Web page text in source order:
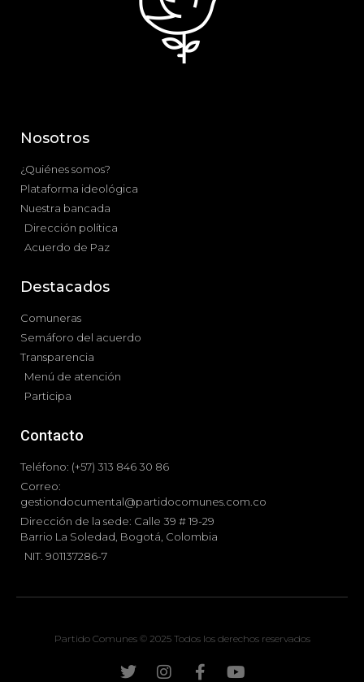
Nosotros
¿Quiénes somos?
Plataforma ideológica
Nuestra bancada
Dirección política
Acuerdo de Paz
Destacados
Comuneras
Semáforo del acuerdo
Transparencia
Menú de atención
Participa
Contacto
Teléfono: (+57) 313 846 30 86
Correo:
gestiondocumental@partidocomunes.com.co
Dirección de la sede: Calle 39 # 19-29
Barrio La Soledad, Bogotá, Colombia
NIT. 901137286-7
Partido Comunes © 2025 Todos los derechos reservados